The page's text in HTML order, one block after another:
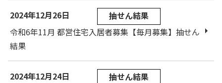
2024年12月26日
抽せん結果
令和6年11月 都営住宅入居者募集【毎月募集】抽せん
結果
2024年12月24日
抽せん結果